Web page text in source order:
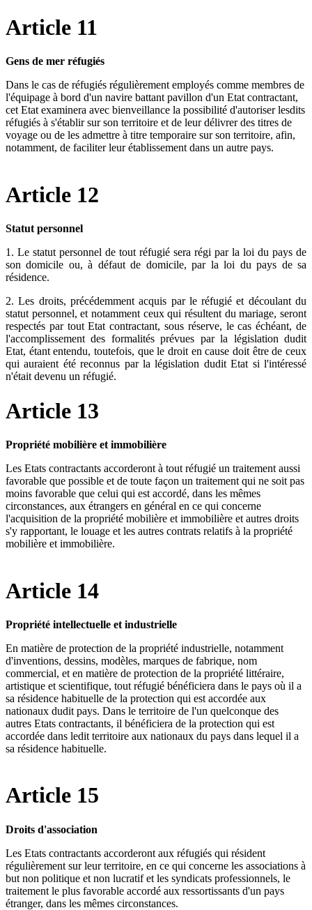
Article 11
Gens de mer réfugiés
Dans le cas de réfugiés régulièrement employés comme membres de
l'équipage à bord d'un navire battant pavillon d'un Etat contractant,
cet Etat examinera avec bienveillance la possibilité d'autoriser lesdits
réfugiés à s'établir sur son territoire et de leur délivrer des titres de
voyage ou de les admettre à titre temporaire sur son territoire, afin,
notamment, de faciliter leur établissement dans un autre pays.
Article 12
Statut personnel
1. Le statut personnel de tout réfugié sera régi par la loi du pays de
son domicile ou, à défaut de domicile, par la loi du pays de sa
résidence.
2. Les droits, précédemment acquis par le réfugié et découlant du
statut personnel, et notamment ceux qui résultent du mariage, seront
respectés par tout Etat contractant, sous réserve, le cas échéant, de
l'accomplissement des formalités prévues par la législation dudit
Etat, étant entendu, toutefois, que le droit en cause doit être de ceux
qui auraient été reconnus par la législation dudit Etat si l'intéressé
n'était devenu un réfugié.
Article 13
Propriété mobilière et immobilière
Les Etats contractants accorderont à tout réfugié un traitement aussi
favorable que possible et de toute façon un traitement qui ne soit pas
moins favorable que celui qui est accordé, dans les mêmes
circonstances, aux étrangers en général en ce qui concerne
l'acquisition de la propriété mobilière et immobilière et autres droits
s'y rapportant, le louage et les autres contrats relatifs à la propriété
mobilière et immobilière.
Article 14
Propriété intellectuelle et industrielle
En matière de protection de la propriété industrielle, notamment
d'inventions, dessins, modèles, marques de fabrique, nom
commercial, et en matière de protection de la propriété littéraire,
artistique et scientifique, tout réfugié bénéficiera dans le pays où il a
sa résidence habituelle de la protection qui est accordée aux
nationaux dudit pays. Dans le territoire de l'un quelconque des
autres Etats contractants, il bénéficiera de la protection qui est
accordée dans ledit territoire aux nationaux du pays dans lequel il a
sa résidence habituelle.
Article 15
Droits d'association
Les Etats contractants accorderont aux réfugiés qui résident
régulièrement sur leur territoire, en ce qui concerne les associations à
but non politique et non lucratif et les syndicats professionnels, le
traitement le plus favorable accordé aux ressortissants d'un pays
étranger, dans les mêmes circonstances.